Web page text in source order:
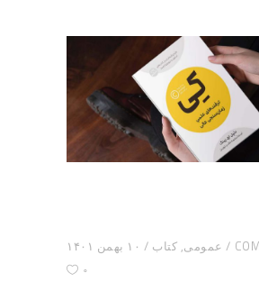
۱۰ بهمن ۱۴۰۱ عمومی, کتاب
۰